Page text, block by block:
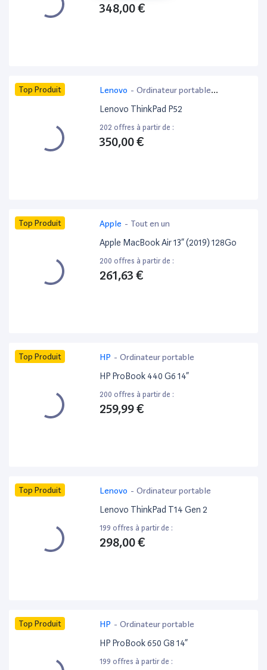
348,00 €
Top Produit Lenovo - Ordinateur portable
bureautique
Lenovo ThinkPad P52
202 offres à partir de :
350,00 €
Top Produit Apple - Tout en un
Apple MacBook Air 13” (2019) 128Go
200 offres à partir de :
261,63 €
Top Produit HP - Ordinateur portable
HP ProBook 440 G6 14”
200 offres à partir de :
259,99 €
Top Produit Lenovo - Ordinateur portable
Lenovo ThinkPad T14 Gen 2
199 offres à partir de :
298,00 €
Top Produit HP - Ordinateur portable
HP ProBook 650 G8 14”
199 offres à partir de :